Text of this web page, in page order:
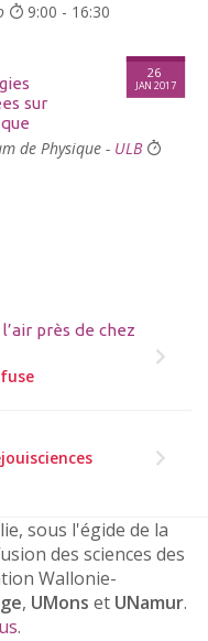
9:00 - 16:30
sur
26
JAN 2017
de Physique - ULB
près de chez
sous l'égide de la
des sciences des
Wallonie-
, UMons et UNamur.
.